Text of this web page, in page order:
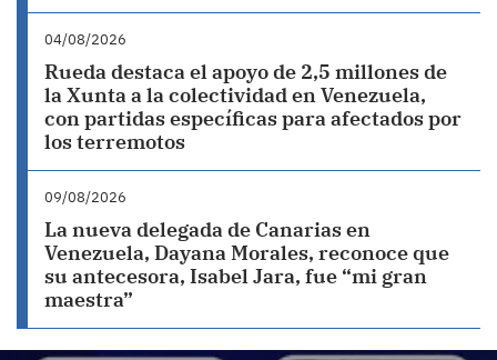
04/08/2026
Rueda destaca el apoyo de 2,5 millones de
la Xunta a la colectividad en Venezuela,
con partidas específicas para afectados por
los terremotos
09/08/2026
La nueva delegada de Canarias en
Venezuela, Dayana Morales, reconoce que
su antecesora, Isabel Jara, fue “mi gran
maestra”